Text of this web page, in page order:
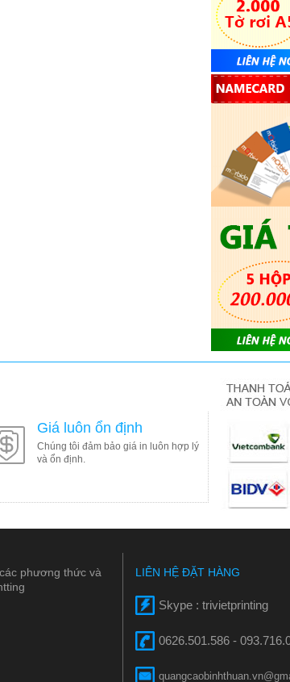
Giá luôn ổn định
Chúng tôi đảm bảo giá in luôn hợp lý
và ổn định.
phương thức và
LIÊN HỆ ĐẶT HÀNG
Skype : trivietprinting
0626.501.586 -